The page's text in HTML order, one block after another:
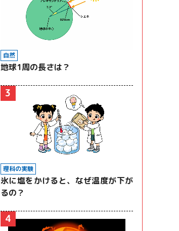
自然
地球1周の長さは？
3
理科の実験
氷に塩をかけると、なぜ温度が下が
るの？
4